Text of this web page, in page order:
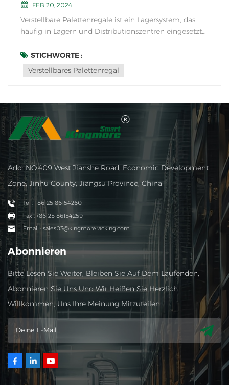
FEB 20, 2024
Verstellbare Palettenregale ist ein Lagersystem, das
häufig in Lagern und Distributionszentren eingesetzt
Palettenregalen:1. Flexibilität: Ein Hauptvorteil
verstellbarer Palettenregale ist ihre Flexibilität. Das
System ermöglicht eine einfache Anpass...
STICHWORTE :
Verstellbares Palettenregal
Add: NO.409 West Jianshe Road, Economic Development
Zone, Jinhu County, Jiangsu Province, China
Tel : +86-25 86154260
Fax : +86-25 86154259
Email : sales03@kingmoreracking.com
Abonnieren
Bitte Lesen Sie Weiter, Bleiben Sie Auf Dem Laufenden,
Abonnieren Sie Uns Und Wir Heißen Sie Herzlich
Willkommen, Uns Ihre Meinung Mitzuteilen.